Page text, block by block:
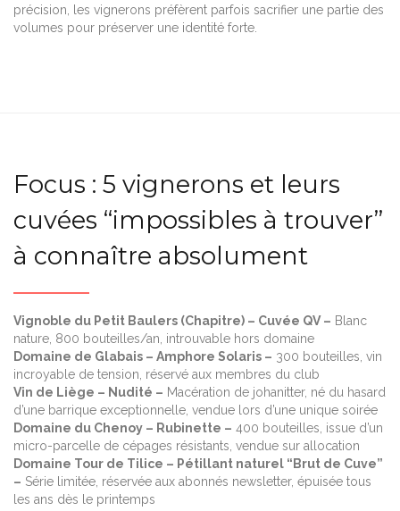
précision, les vignerons préfèrent parfois sacrifier une partie des
volumes pour préserver une identité forte.
Focus : 5 vignerons et leurs
cuvées “impossibles à trouver”
à connaître absolument
Vignoble du Petit Baulers (Chapitre) – Cuvée QV – Blanc
nature, 800 bouteilles/an, introuvable hors domaine
Domaine de Glabais – Amphore Solaris – 300 bouteilles, vin
incroyable de tension, réservé aux membres du club
Vin de Liège – Nudité – Macération de johanitter, né du hasard
d’une barrique exceptionnelle, vendue lors d’une unique soirée
Domaine du Chenoy – Rubinette – 400 bouteilles, issue d’un
micro-parcelle de cépages résistants, vendue sur allocation
Domaine Tour de Tilice – Pétillant naturel “Brut de Cuve”
– Série limitée, réservée aux abonnés newsletter, épuisée tous
les ans dès le printemps